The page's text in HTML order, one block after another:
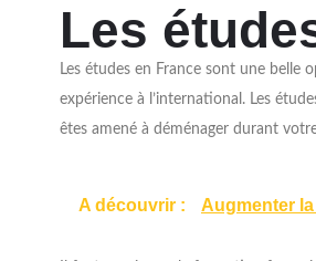
Les
Les études en France sont une belle
expérience à l’international. Les
êtes amené à déménager durant
A découvrir : Augmenter